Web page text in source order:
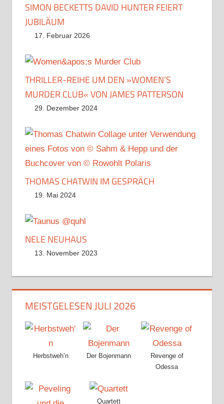
SIMON BECKETTS DAVID HUNTER FEIERT
JUBILÄUM
17. Februar 2026
THRILLER-REIHE UM DEN »WOMEN’S
MURDER CLUB« VON JAMES PATTERSON
29. Dezember 2024
THOMAS CHATWIN IM GESPRÄCH
19. Mai 2024
NELE NEUHAUS
13. November 2023
MEISTGELESEN JULI 2026
Herbstweh’n Der Bojenmann
Revenge of
Odessa
Quartett